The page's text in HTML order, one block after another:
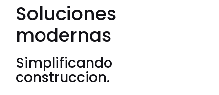
Soluciones
modernas
Simplificando
construccion.